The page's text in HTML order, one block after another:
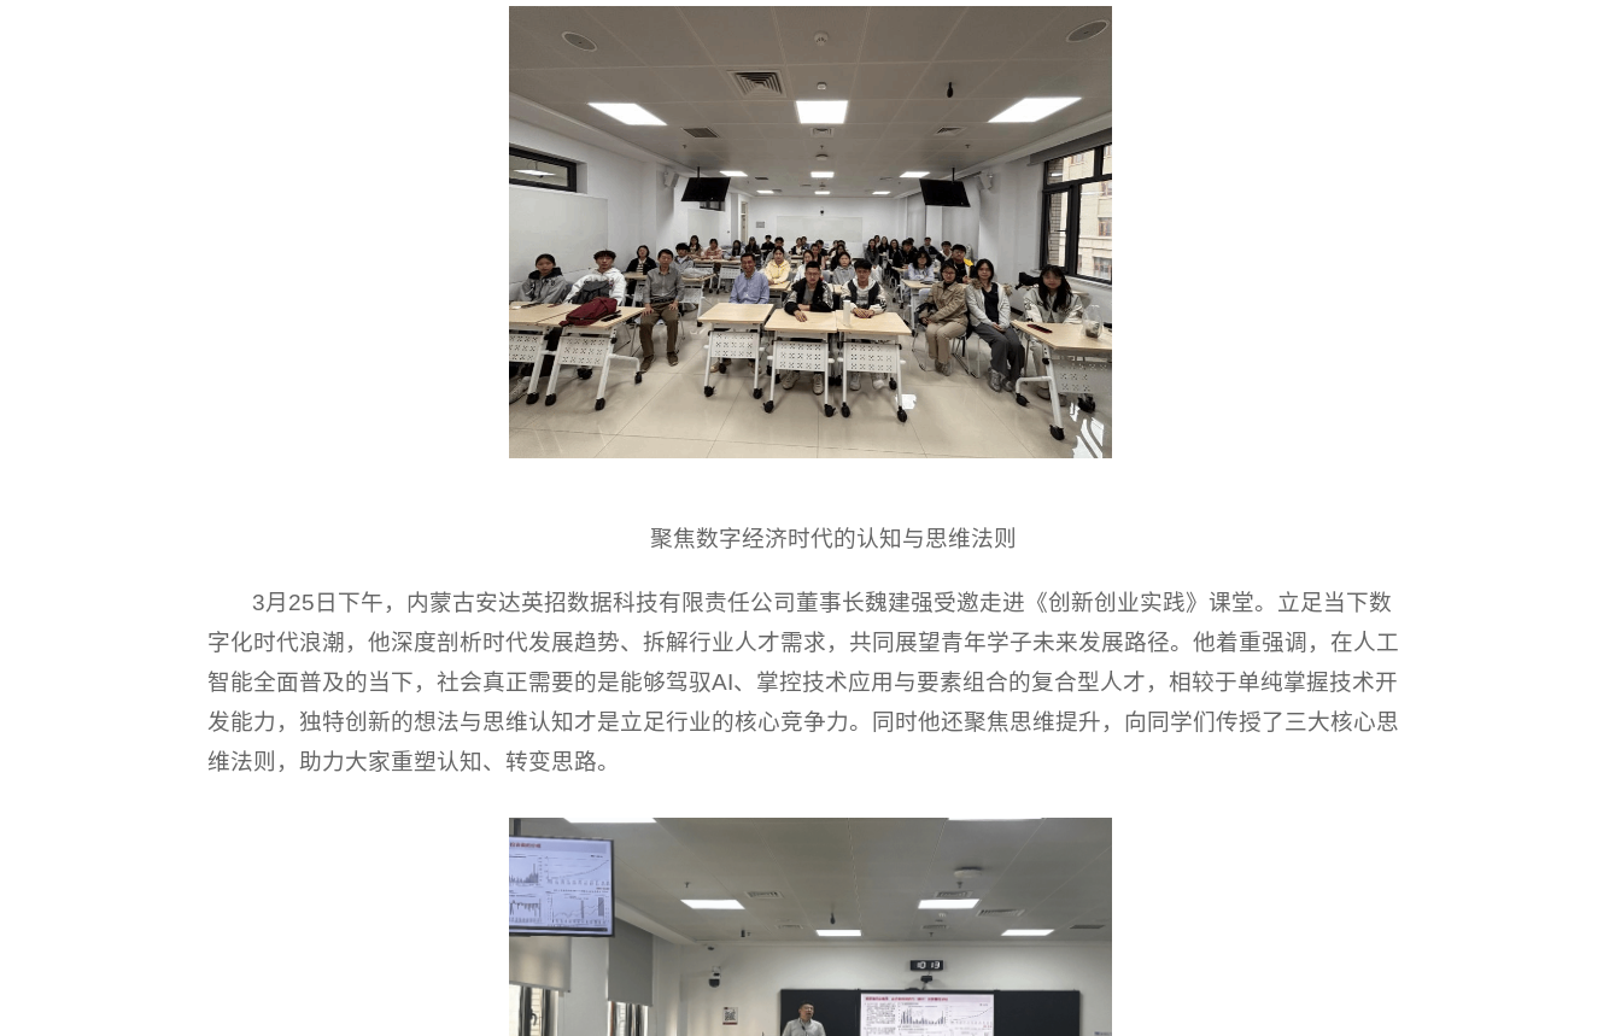
聚焦数字经济时代的认知与思维法则
3月25日下午，内蒙古安达英招数据科技有限责任公司董事长魏建强受邀走进《创新创业实践》课堂。立足当下数
字化时代浪潮，他深度剖析时代发展趋势、拆解行业人才需求，共同展望青年学子未来发展路径。他着重强调，在人工
智能全面普及的当下，社会真正需要的是能够驾驭AI、掌控技术应用与要素组合的复合型人才，相较于单纯掌握技术开
发能力，独特创新的想法与思维认知才是立足行业的核心竞争力。同时他还聚焦思维提升，向同学们传授了三大核心思
维法则，助力大家重塑认知、转变思路。